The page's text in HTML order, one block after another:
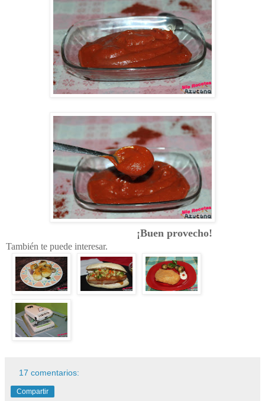
¡Buen provecho!
También te puede interesar.
17 comentarios:
Compartir